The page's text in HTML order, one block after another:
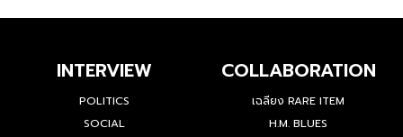
INTERVIEW
POLITICS
SOCIAL
COLLABORATION
เฉลียง RARE ITEM
H.M. BLUES